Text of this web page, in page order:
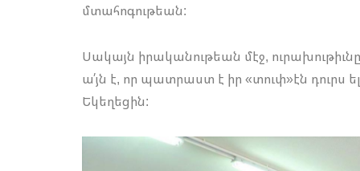
մտահոգութեան:
Սակայն իրականութեան մէջ,
ա՛յն է, որ պատրաստ է իր «տուփ»էն դուրս
Եկեղեցին: